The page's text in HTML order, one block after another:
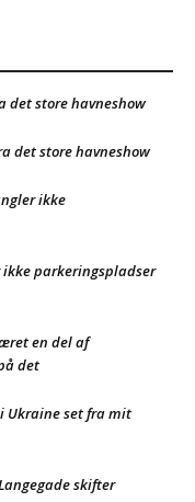
det store havneshow
det store havneshow
ikke
ikke parkeringspladser
en del af
det
Ukraine set fra mit
skifter